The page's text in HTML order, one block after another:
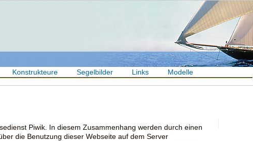
Konstrukteure Segelbilder Links Modelle
Piwik. In diesem Zusammenhang werden durch einen
die Benutzung dieser Webseite auf dem Server